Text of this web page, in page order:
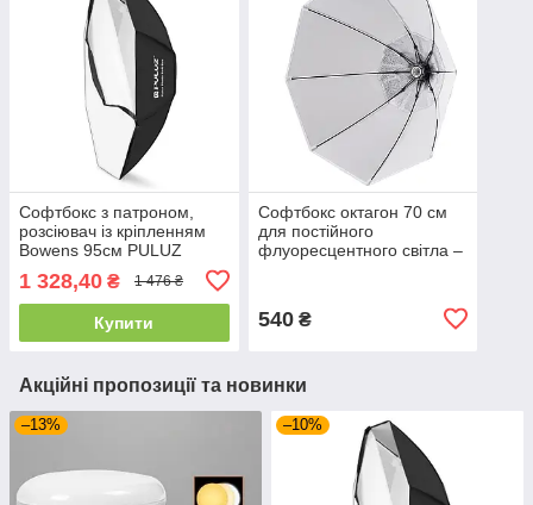
Софтбокс з патроном,
розсіювач із кріпленням
Bowens 95см PULUZ
1 328,40 ₴ 1 476 ₴
Купити
Софтбокс октагон 70 см
для постійного
флуоресцентного світла –
540₴
Акційні пропозиції та новинки
–13% –10%